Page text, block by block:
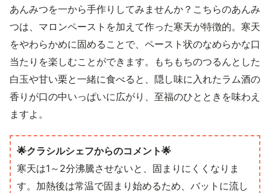
あんみつを一から手作りしてみませんか？こちらのあんみ
つは、マロンペーストを加えて作った寒天が特徴的。寒天
をやわらかめに固めることで、ペースト状のなめらかな口
当たりを楽しむことができます。もちもちのつるんとした
白玉や甘い栗と一緒に食べると、隠し味に入れたラム酒の
香りが口の中いっぱいに広がり、至福のひとときを味わえ
ますよ。
🌟クラシルシェフからのコメント🌟
寒天は1～2分沸騰させないと、固まりにくくなりま
す。加熱後は常温で固まり始めるため、バットに流し